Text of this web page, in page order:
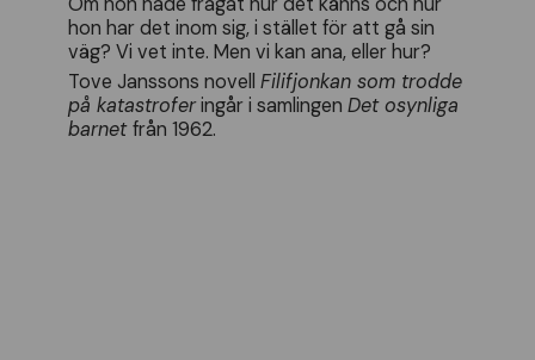
hon har det inom sig, i stället för att gå sin
väg? Vi vet inte. Men vi kan ana, eller hur?
Tove Janssons novellFilifjonkan som trodde
på katastroferingår i samlingenDet osynliga
barnetfrån 1962.